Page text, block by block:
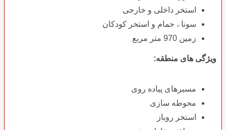
استخر داخلی و خارجی
سونا ، حمام و استخر کودکان
زمین 970 متر مربع
ویژگی های منطقه:
مسیرهای پیاده روی
محوطه سازی
استخر روباز